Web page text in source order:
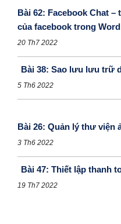
Bài 62: Facebook Chat
của facebook trong
20 Th7 2022
Bài 38: Sao lưu lưu trữ
5 Th6 2022
Bài 26: Quản lý thư viện
3 Th6 2022
Bài 47: Thiết lập thanh
19 Th7 2022